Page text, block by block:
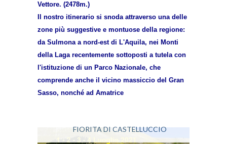
Vettore. (2478m.)
Il nostro itinerario si snoda attraverso una delle
zone più suggestive e montuose della regione:
da Sulmona a nord-est di L'Aquila, nei Monti
della Laga recentemente sottoposti a tutela con
l'istituzione di un Parco Nazionale, che
comprende anche il vicino massiccio del Gran
Sasso, nonché ad Amatrice
FIORITA DI CASTELLUCCIO